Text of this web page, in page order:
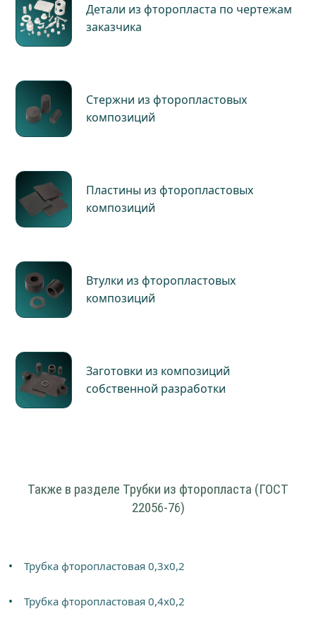
Детали из фторопласта по чертежам
заказчика
Стержни из фторопластовых
композиций
Пластины из фторопластовых
композиций
Втулки из фторопластовых
композиций
Заготовки из композиций
собственной разработки
Также в разделе Трубки из фторопласта (ГОСТ
22056-76)
Трубка фторопластовая 0,3х0,2
Трубка фторопластовая 0,4х0,2